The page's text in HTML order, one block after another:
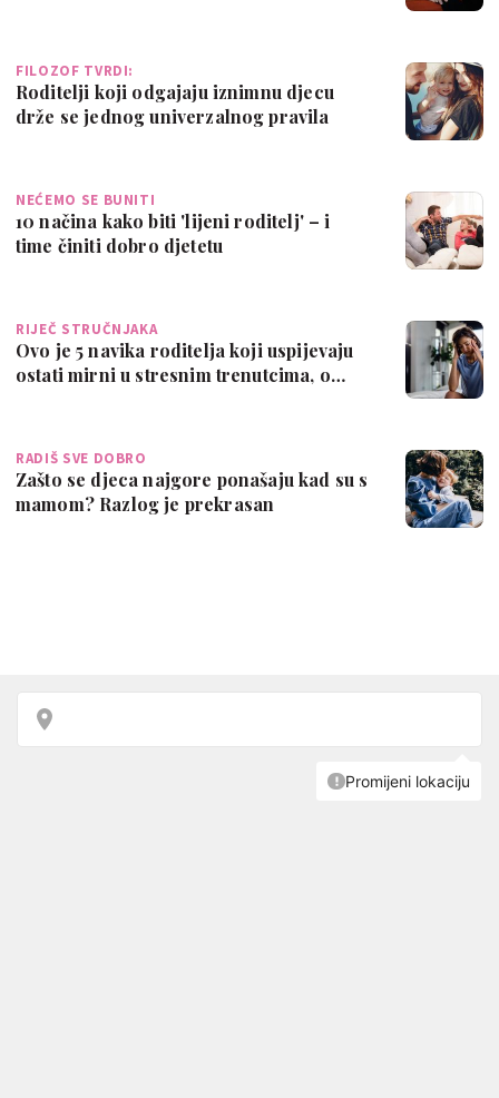
FILOZOF TVRDI:
Roditelji koji odgajaju iznimnu djecu
drže se jednog univerzalnog pravila
NEĆEMO SE BUNITI
10 načina kako biti 'lijeni roditelj' – i
time činiti dobro djetetu
RIJEČ STRUČNJAKA
Ovo je 5 navika roditelja koji uspijevaju
ostati mirni u stresnim trenutcima, o…
RADIŠ SVE DOBRO
Zašto se djeca najgore ponašaju kad su s
mamom? Razlog je prekrasan